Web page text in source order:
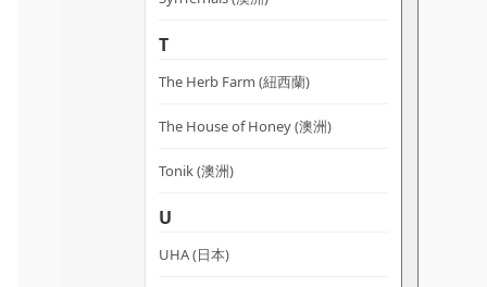
T
The Herb Farm (紐西蘭)
The House of Honey (澳洲)
Tonik (澳洲)
U
UHA (日本)